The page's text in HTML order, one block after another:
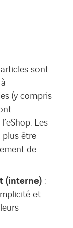
sont
(y compris
Les
être
de
(interne) :
et